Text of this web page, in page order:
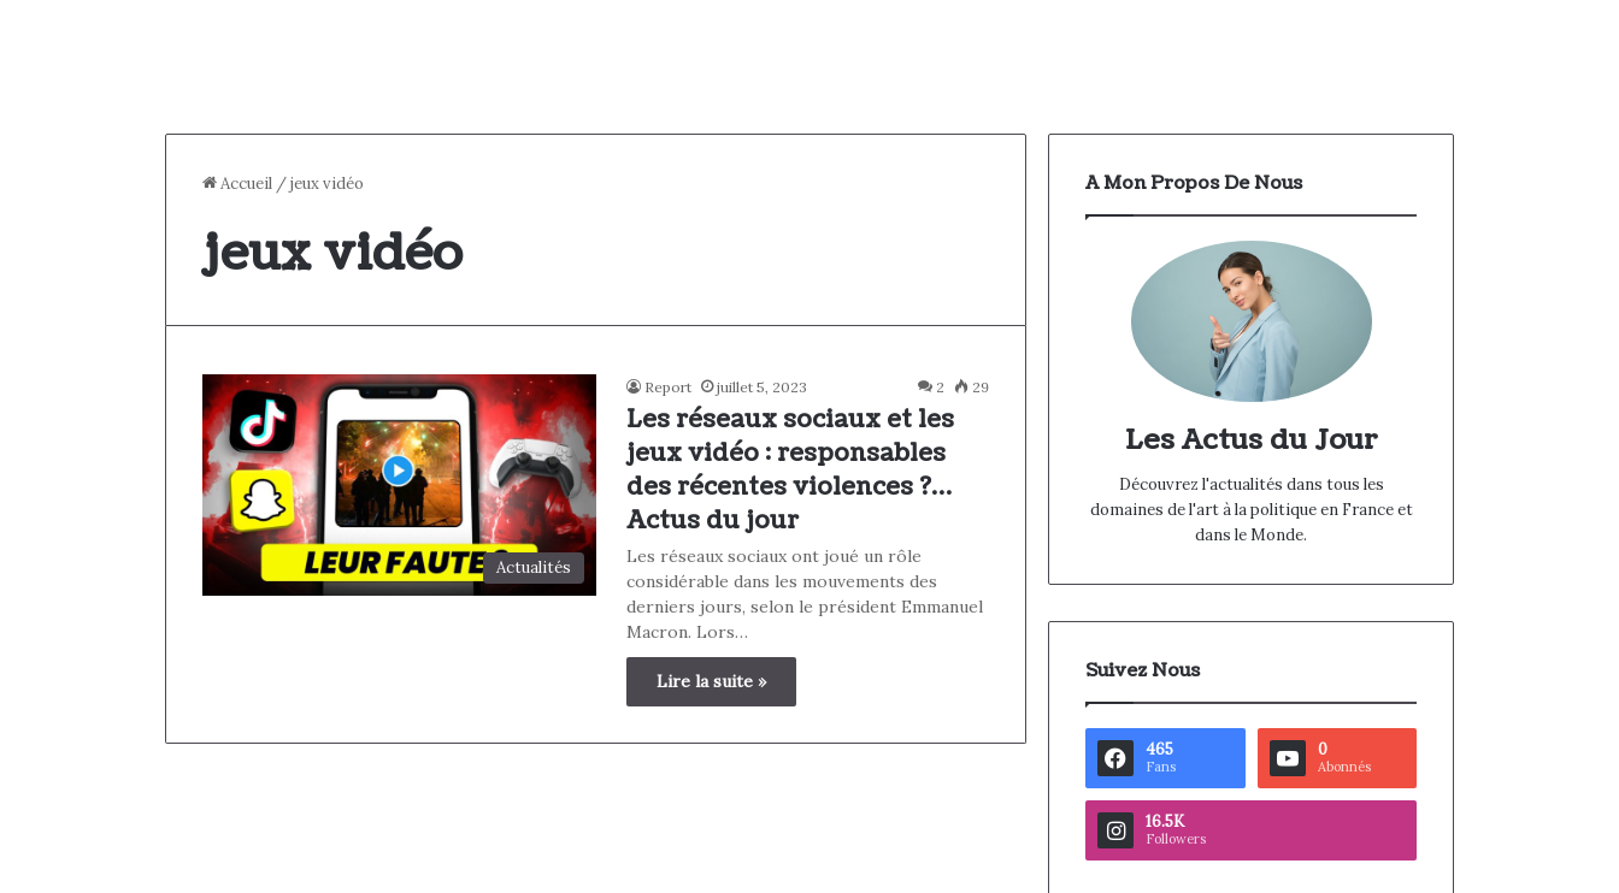
Accueil /jeux vidéo
jeux vidéo
Actualités
Report juillet 5, 2023 2 29
Les réseaux sociaux et les
jeux vidéo : responsables
des récentes violences ?…
Actus du jour
Les réseaux sociaux ont joué un rôle
considérable dans les mouvements des
derniers jours, selon le président Emmanuel
Macron. Lors…
Lire la suite »
A Mon Propos De Nous
Les Actus du Jour
Découvrez l'actualités dans tous les
domaines de l'art à la politique en France et
dans le Monde.
Suivez Nous
465
Fans
0
Abonnés
16.5K
Followers